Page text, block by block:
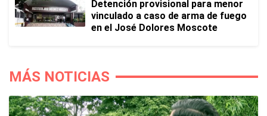
Detención provisional para menor
vinculado a caso de arma de fuego
en el José Dolores Moscote
MÁS NOTICIAS